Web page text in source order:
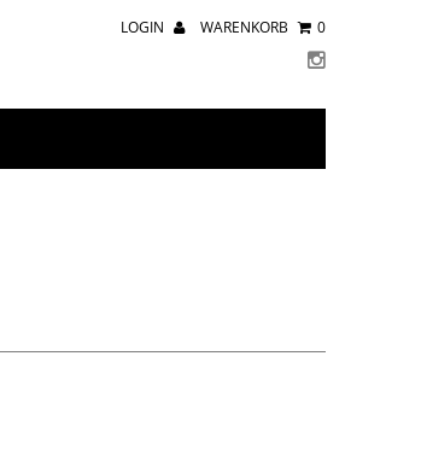
LOGIN WARENKORB 0